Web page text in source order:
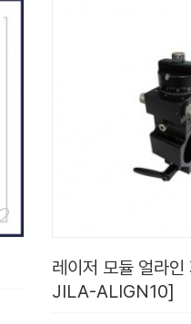
레이저 모듈 얼라
JILA-ALIGN10]